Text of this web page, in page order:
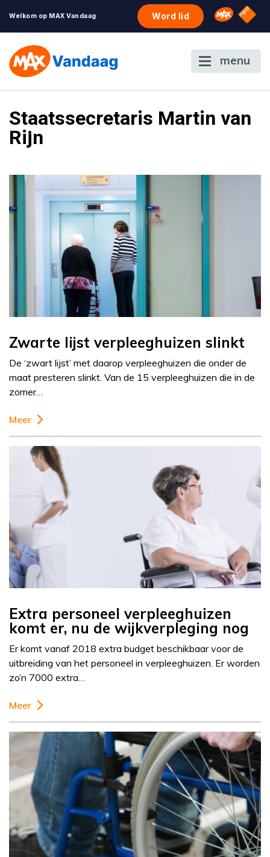
Welkom op MAX Vandaag Word lid Omroep
NPO
menu
Staatssecretaris Martin van
Rijn
Zwarte lijst verpleeghuizen slinkt
De ‘zwart lijst’ met daarop verpleeghuizen die onder de
maat presteren slinkt. Van de 15 verpleeghuizen die in de
zomer…
Meer
Extra personeel verpleeghuizen
komt er, nu de wijkverpleging nog
Er komt vanaf 2018 extra budget beschikbaar voor de
uitbreiding van het personeel in verpleeghuizen. Er worden
zo’n 7000 extra…
Meer